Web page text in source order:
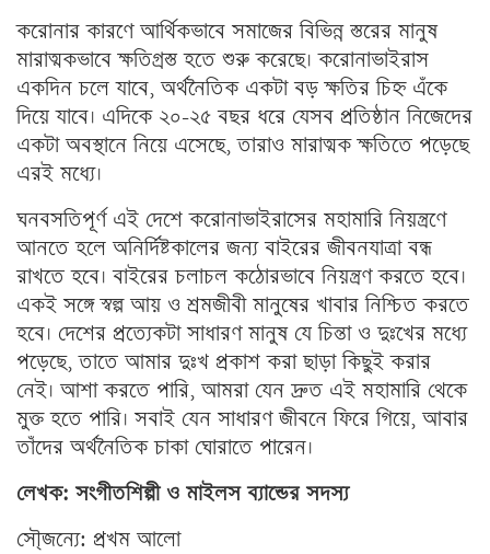
করোনার কারণে আর্থিকভাবে সমাজের বিভিন্ন স্তরের মানুষ
মারাত্মকভাবে ক্ষতিগ্রস্ত হতে শুরু করেছে। করোনাভাইরাস
একদিন চলে যাবে, অর্থনৈতিক একটা বড় ক্ষতির চিহ্ন এঁকে
দিয়ে যাবে। এদিকে ২০-২৫ বছর ধরে যেসব প্রতিষ্ঠান নিজেদের
একটা অবস্থানে নিয়ে এসেছে, তারাও মারাত্মক ক্ষতিতে পড়েছে
এরই মধ্যে।
ঘনবসতিপূর্ণ এই দেশে করোনাভাইরাসের মহামারি নিয়ন্ত্রণে
আনতে হলে অনির্দিষ্টকালের জন্য বাইরের জীবনযাত্রা বন্ধ
রাখতে হবে। বাইরের চলাচল কঠোরভাবে নিয়ন্ত্রণ করতে হবে।
একই সঙ্গে স্বল্প আয় ও শ্রমজীবী মানুষের খাবার নিশ্চিত করতে
হবে। দেশের প্রত্যেকটা সাধারণ মানুষ যে চিন্তা ও দুঃখের মধ্যে
পড়েছে, তাতে আমার দুঃখ প্রকাশ করা ছাড়া কিছুই করার
নেই। আশা করতে পারি, আমরা যেন দ্রুত এই মহামারি থেকে
মুক্ত হতে পারি। সবাই যেন সাধারণ জীবনে ফিরে গিয়ে, আবার
তাঁদের অর্থনৈতিক চাকা ঘোরাতে পারেন।
লেখক: সংগীতশিল্পী ও মাইলস ব্যান্ডের সদস্য
সৌ্জন্যে: প্রখম আলো